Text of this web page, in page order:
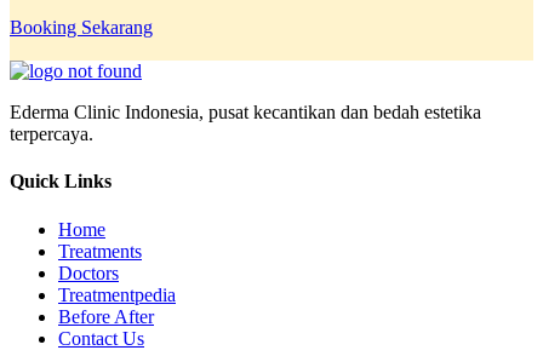
Booking Sekarang
Ederma Clinic Indonesia, pusat kecantikan dan bedah estetika
terpercaya.
Quick Links
Home
Treatments
Doctors
Treatmentpedia
Before After
Contact Us